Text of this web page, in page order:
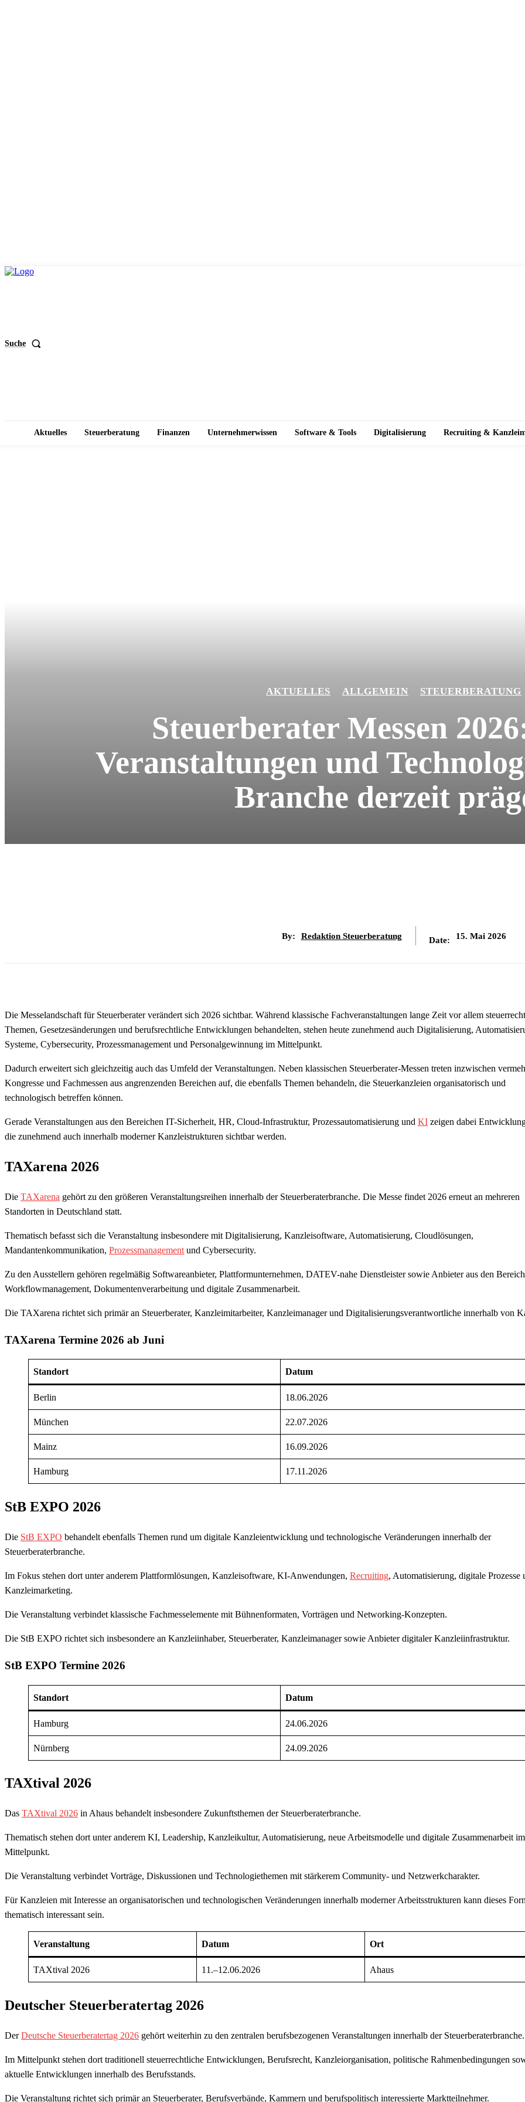
Suche
Aktuelles Steuerberatung Finanzen Unternehmerwissen Software & Tools Digitalisierung Recruiting &
AKTUELLES ALLGEMEIN STEUERBERATUNG
Steuerberater Messen
Veranstaltungen und
Branche derzeit
By: Redaktion Steuerberatung Date: 15. Mai 2026
Die Messelandschaft für Steuerberater verändert sich 2026 sichtbar. Während klassische Fachveranstaltungen lange Zeit vor allem
Themen, Gesetzesänderungen und berufsrechtliche Entwicklungen behandelten, stehen heute zunehmend auch Digitalisierung,
Systeme, Cybersecurity, Prozessmanagement und Personalgewinnung im Mittelpunkt.
Dadurch erweitert sich gleichzeitig auch das Umfeld der Veranstaltungen. Neben klassischen Steuerberater-Messen treten inzwischen
Kongresse und Fachmessen aus angrenzenden Bereichen auf, die ebenfalls Themen behandeln, die Steuerkanzleien organisatorisch und
technologisch betreffen können.
Gerade Veranstaltungen aus den Bereichen IT-Sicherheit, HR, Cloud-Infrastruktur, Prozessautomatisierung und KI zeigen dabei
die zunehmend auch innerhalb moderner Kanzleistrukturen sichtbar werden.
TAXarena 2026
Die TAXarena gehört zu den größeren Veranstaltungsreihen innerhalb der Steuerberaterbranche. Die Messe findet 2026 erneut an mehreren
Standorten in Deutschland statt.
Thematisch befasst sich die Veranstaltung insbesondere mit Digitalisierung, Kanzleisoftware, Automatisierung, Cloudlösungen,
Mandantenkommunikation, Prozessmanagement und Cybersecurity.
Zu den Ausstellern gehören regelmäßig Softwareanbieter, Plattformunternehmen, DATEV-nahe Dienstleister sowie Anbieter aus den
Workflowmanagement, Dokumentenverarbeitung und digitale Zusammenarbeit.
Die TAXarena richtet sich primär an Steuerberater, Kanzleimitarbeiter, Kanzleimanager und Digitalisierungsverantwortliche innerhalb von
TAXarena Termine 2026 ab Juni
Standort Datum
Berlin 18.06.2026
München 22.07.2026
Mainz 16.09.2026
Hamburg 17.11.2026
StB EXPO 2026
Die StB EXPO behandelt ebenfalls Themen rund um digitale Kanzleientwicklung und technologische Veränderungen innerhalb der
Steuerberaterbranche.
Im Fokus stehen dort unter anderem Plattformlösungen, Kanzleisoftware, KI-Anwendungen, Recruiting, Automatisierung, digitale Prozesse
Kanzleimarketing.
Die Veranstaltung verbindet klassische Fachmesselemente mit Bühnenformaten, Vorträgen und Networking-Konzepten.
Die StB EXPO richtet sich insbesondere an Kanzleiinhaber, Steuerberater, Kanzleimanager sowie Anbieter digitaler Kanzleiinfrastruktur.
StB EXPO Termine 2026
Standort Datum
Hamburg 24.06.2026
Nürnberg 24.09.2026
TAXtival 2026
Das TAXtival 2026 in Ahaus behandelt insbesondere Zukunftsthemen der Steuerberaterbranche.
Thematisch stehen dort unter anderem KI, Leadership, Kanzleikultur, Automatisierung, neue Arbeitsmodelle und digitale Zusammenarbeit im
Mittelpunkt.
Die Veranstaltung verbindet Vorträge, Diskussionen und Technologiethemen mit stärkerem Community- und Netzwerkcharakter.
Für Kanzleien mit Interesse an organisatorischen und technologischen Veränderungen innerhalb moderner Arbeitsstrukturen kann dieses
thematisch interessant sein.
Veranstaltung Datum Ort
TAXtival 2026 11.–12.06.2026 Ahaus
Deutscher Steuerberatertag 2026
DerDeutsche Steuerberatertag 2026 gehört weiterhin zu den zentralen berufsbezogenen Veranstaltungen innerhalb der Steuerberaterbranche.
Im Mittelpunkt stehen dort traditionell steuerrechtliche Entwicklungen, Berufsrecht, Kanzleiorganisation, politische Rahmenbedingungen
aktuelle Entwicklungen innerhalb des Berufsstands.
Die Veranstaltung richtet sich primär an Steuerberater, Berufsverbände, Kammern und berufspolitisch interessierte Marktteilnehmer.